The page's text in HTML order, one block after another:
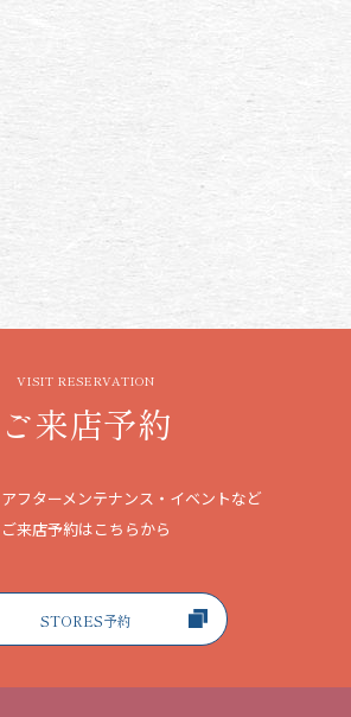
VISIT RESERVATION
ご来店予約
フターメンテナンス・イベントなど
ご来店予約はこちらから
STORES予約